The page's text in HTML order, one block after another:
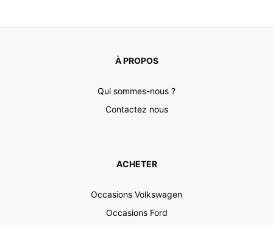
À PROPOS
Qui sommes-nous ?
Contactez nous
ACHETER
Occasions Volkswagen
Occasions Ford